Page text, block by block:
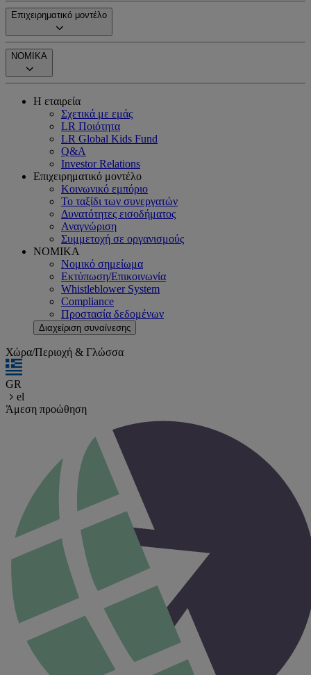
Επιχειρηματικό μοντέλο
ΝΟΜΙΚΑ
Η εταιρεία
Σχετικά με εμάς
LR Ποιότητα
LR Global Kids Fund
Q&A
Investor Relations
Επιχειρηματικό μοντέλο
Κοινωνικό εμπόριο
Το ταξίδι των συνεργατών
Δυνατότητες εισοδήματος
Αναγνώριση
Συμμετοχή σε οργανισμούς
ΝΟΜΙΚΑ
Νομικό σημείωμα
Εκτύπωση/Επικοινωνία
Whistleblower System
Compliance
Προστασία δεδομένων
Διαχείριση συναίνεσης
Χώρα/Περιοχή & Γλώσσα
GR
el
Άμεση προώθηση